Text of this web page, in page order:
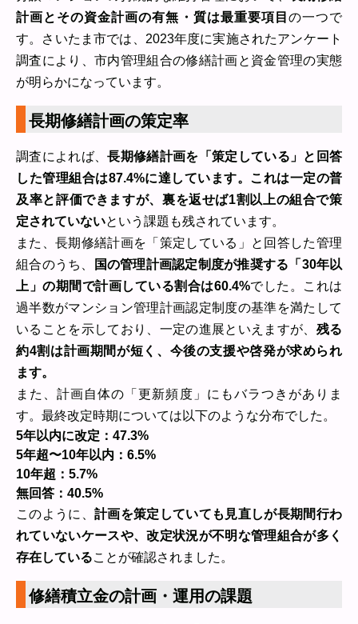
計画とその資金計画の有無・質は最重要項目 の一つで
す。さいたま市では、2023年度に実施されたアンケート
調査により、市内管理組合の修繕計画と資金管理の実態
が明らかになっています。
長期修繕計画の策定率
調査によれば、長期修繕計画を「策定している」と回答
した管理組合は87.4%に達しています。これは一定の普
及率と評価できますが、裏を返せば1割以上の組合で策
定されていないという課題も残されています。
また、長期修繕計画を「策定している」と回答した管理
組合のうち、
国の管理計画認定制度が推奨する「30年以
上」の期間で計画している割合は60.4%でした。これは
過半数がマンション管理計画認定制度の基準を満たして
いることを示しており、一定の進展といえますが、 残る
約4割は計画期間が短く、今後の支援や啓発が求められ
ます。
また、計画自体の「更新頻度」にもバラつきがありま
す。最終改定時期については以下のような分布でした。
5年以内に改定：47.3%
5年超〜10年以内：6.5%
10年超：5.7%
無回答：40.5%
このように、 計画を策定していても見直しが長期間行わ
れていないケースや、改定状況が不明な管理組合が多く
存在していることが確認されました。
修繕積立金の計画・運用の課題